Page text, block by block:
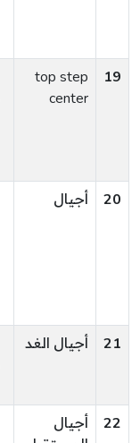
19
top step
center
20 أجيال
21 أجيال الغد
22
أجيال